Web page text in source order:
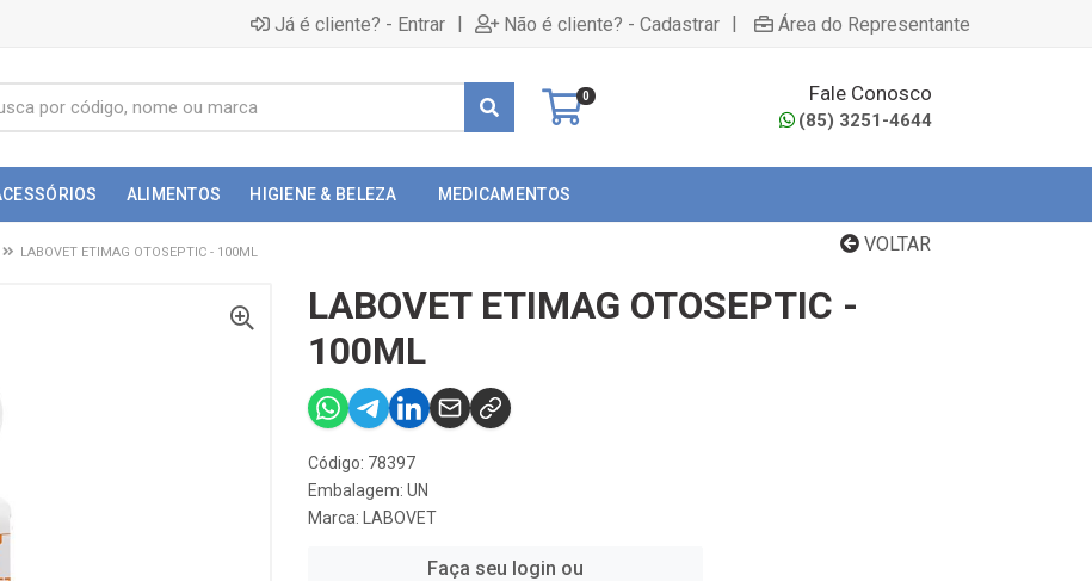
Já é cliente? - Entrar | Não é cliente? - Cadastrar | Área do Representante
0 Fale Conosco
(85) 3251-4644
ALIMENTOS HIGIENE & BELEZA MEDICAMENTOS
VOLTAR
LABOVET ETIMAG OTOSEPTIC - 100ML
LABOVET ETIMAG OTOSEPTIC -
100ML
Código: 78397
Embalagem: UN
Marca:
LABOVET
Faça seu login ou